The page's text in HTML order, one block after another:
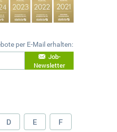
per E-Mail erhalten:
Job-
Newsletter
D E F